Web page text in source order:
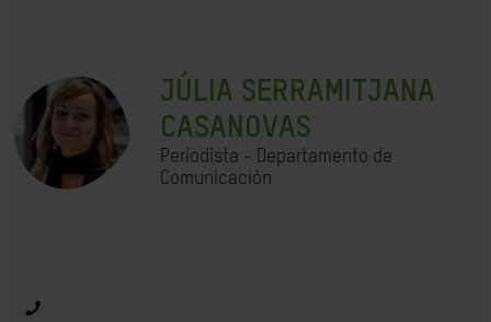
JÚLIA SERRAMITJANA
CASANOVAS
Periodista - Departamento de
Comunicación